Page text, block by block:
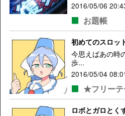
2016/05/06
お題帳
初めてのスロッ
今思えばあの時
歩...
2016/05/04
★フリーテ
ロボとガロとく